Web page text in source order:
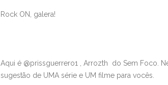
Rock ON, galera!
Aqui é @prissguerrero1 , Arrozth do Sem Foco.
sugestão de UMA série e UM filme para vocês.